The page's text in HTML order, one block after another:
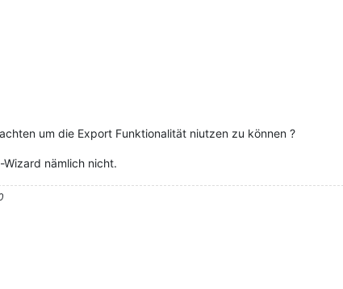
um die Export Funktionalität niutzen zu können ?
nämlich nicht.